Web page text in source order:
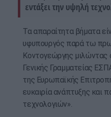
εντάξει την υψηλή
Τα απαραίτητα βήματα
υφυπουργός παρά τω
Κοντογεώργης μιλώντας
Γενικής Γραμματείας
της Ευρωπαϊκής
ευκαιρία ανάπτυξης και
τεχνολογιών».